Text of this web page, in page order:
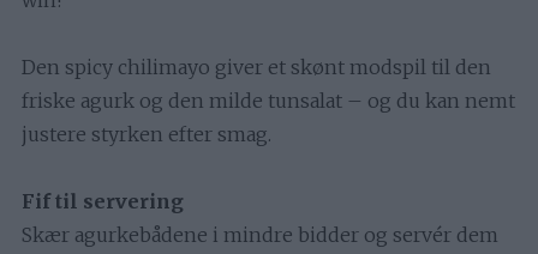
Den spicy chilimayo giver et skønt modspil til den
friske agurk og den milde tunsalat – og du kan nemt
justere styrken efter smag.
Fif til servering
Skær agurkebådene i mindre bidder og servér dem